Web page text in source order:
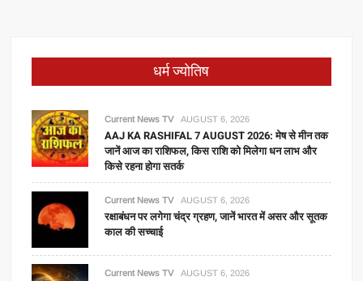
धर्म ज्योतिष
Current News TV AUGUST 6, 2026
AAJ KA RASHIFAL 7 AUGUST 2026: मेष से मीन तक
जानें आज का राशिफल, किस राशि को मिलेगा धन लाभ और
किसे रहना होगा सतर्क
Current News TV AUGUST 6, 2026
रक्षाबंधन पर लगेगा चंद्र ग्रहण, जानें भारत में असर और सूतक
काल की सच्चाई
Current News TV AUGUST 6, 2026